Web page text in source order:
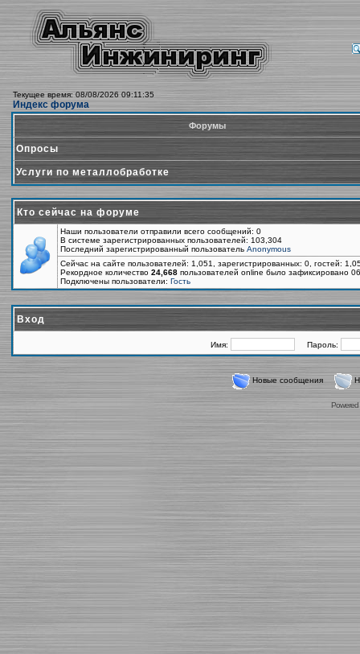
Текущее время: 08/08/2026 09:11:35
Индекс форума
Форумы
Опросы
Услуги по металлобработке
Кто сейчас на форуме
Наши пользователи отправили всего сообщений: 0
В системе зарегистрированных пользователей: 103,304
Последний зарегистрированный пользователь Anonymous
Сейчас на сайте пользователей: 1,051, зарегистрированных: 0, гостей:
Рекордное количество 24,668 пользователей online было зафиксировано
Подключены пользователи: Гость
Вход
Имя: Пароль:
Новые сообщения